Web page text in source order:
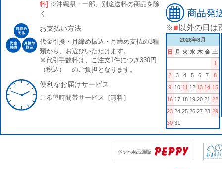
料] ※沖縄県・一部、別途送料の商品を除
く
お支払い方法
代金引換・月締め振込・月締め支払の3種
類から、お選びいただけます。
※代引手数料は、ご注文1件につき330円
（税込） のご負担となります。
便利なお届けサービス
ご希望時間帯サービス［無料］
商品発
※■ 以外の日は
2026年8月
日
月 火 水 木 金 土
1
2
3 4 5 6 7
8
9 10 11 12 13 14 15
16 17 18 19 20 21 22
23 24 25 26 27 28 29
30 31